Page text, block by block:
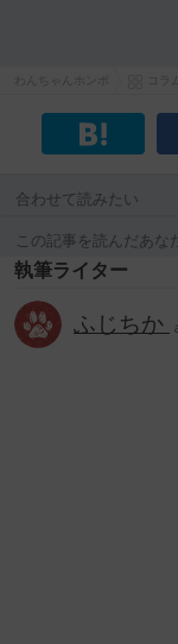
合わせて読みたい
この記事を読んだあな
執筆ライター
ふじちか